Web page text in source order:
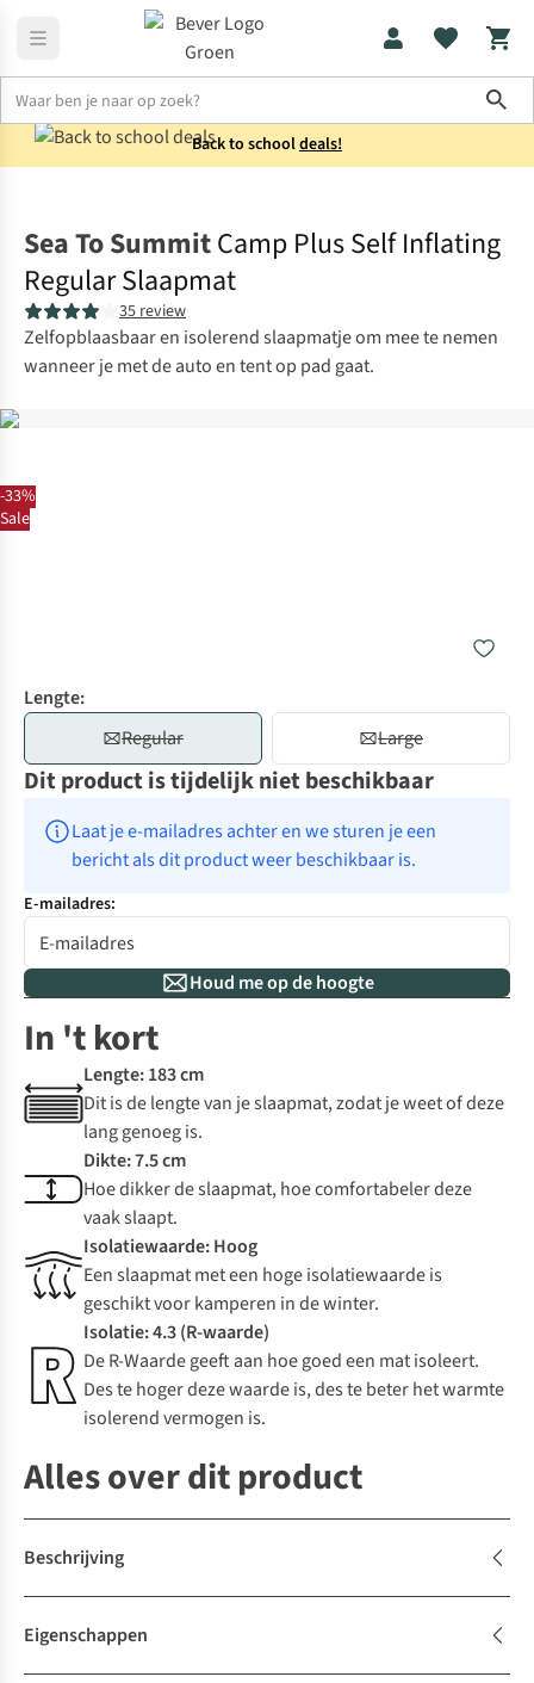
Back to schooldeals!
-33%
Sale
Sea To SummitCamp Plus Self Inflating
Regular Slaapmat
35 review
Zelfopblaasbaar en isolerend slaapmatje om mee te nemen
wanneer je met de auto en tent op pad gaat.
Lengte:
Regular
Large
Dit product is tijdelijk niet beschikbaar
Laat je e-mailadres achter en we sturen je een
bericht als dit product weer beschikbaar is.
E-mailadres:
Houd me op de hoogte
In 't kort
Lengte: 183 cm
Dit is de lengte van je slaapmat, zodat je weet of deze
lang genoeg is.
Dikte: 7.5 cm
Hoe dikker de slaapmat, hoe comfortabeler deze
vaak slaapt.
Isolatiewaarde: Hoog
Een slaapmat met een hoge isolatiewaarde is
geschikt voor kamperen in de winter.
Isolatie: 4.3 (R-waarde)
De R-Waarde geeft aan hoe goed een mat isoleert.
Des te hoger deze waarde is, des te beter het warmte
isolerend vermogen is.
Alles over dit product
Beschrijving
Eigenschappen